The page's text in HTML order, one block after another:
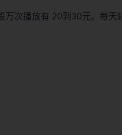
次播放有 20到30元。每天